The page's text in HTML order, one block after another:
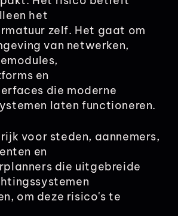
het
zelf. Het gaat om
van netwerken,
en
die moderne
laten functioneren.
voor steden, aannemers,
en
die uitgebreide
om deze risico's te